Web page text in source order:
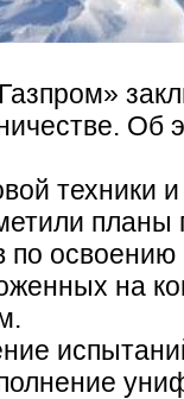
Об
техники
планы
по
на